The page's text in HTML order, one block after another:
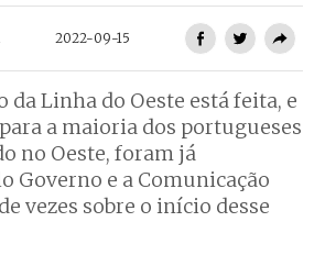
2022-09-15
da Linha do Oeste está feita, e
a maioria dos portugueses
no Oeste, foram já
Governo e a Comunicação
vezes sobre o início desse